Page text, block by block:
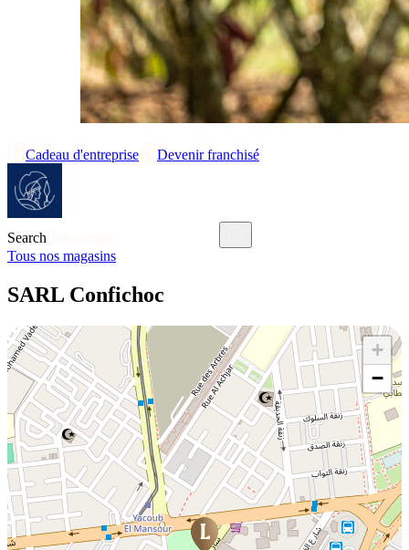
Cadeau d'entreprise Devenir franchisé
Search
Tous nos magasins
SARL Confichoc
+
−